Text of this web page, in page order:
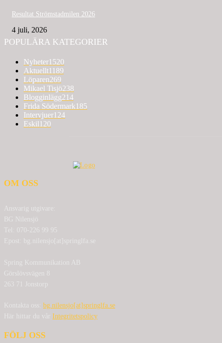
Resultat Strömstadmilen 2026
4 juli, 2026
POPULÄRA KATEGORIER
Nyheter1520
Aktuellt1189
Löparen269
Mikael Tisjö238
Blogginlägg214
Frida Södermark185
Intervjuer124
Eskil120
OM OSS
Ansvarig utgivare:
BG Nilensjö
Tel: 070-226 99 95
Epost: bg.nilensjo[at]springlfa.se
Spring Kommunikation AB
Görslövsvägen 8
263 71 Jonstorp
Kontakta oss: bg.nilensjo[at]springlfa.se
Här hittar du vår Integritetspolicy
FÖLJ OSS